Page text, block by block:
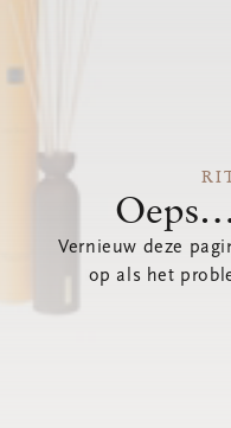
Vernieuw deze
op als het